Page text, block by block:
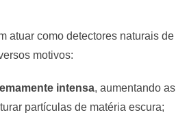
atuar como detectores naturais de
motivos:
intensa, aumentando as
partículas de matéria escura;